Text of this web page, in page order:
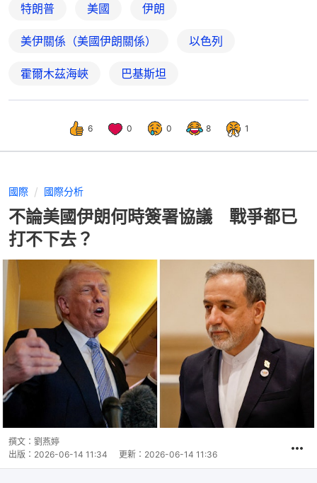
特朗普 美國 伊朗
美伊關係（美國伊朗關係） 以色列
霍爾木茲海峽 巴基斯坦
6 0 0 8 1
國際 國際分析
不論美國伊朗何時簽署協議 戰爭都已
打不下去？
撰文： 劉燕婷
出版： 2026-06-14 11:34 更新： 2026-06-14 11:36